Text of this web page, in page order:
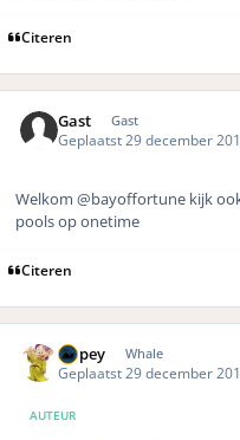
Citeren
Gast Gast
Geplaatst 29 december
Welkom @bayoffortune kijk
pools op onetime
Citeren
Dopey Whale
Geplaatst 29 december
AUTEUR